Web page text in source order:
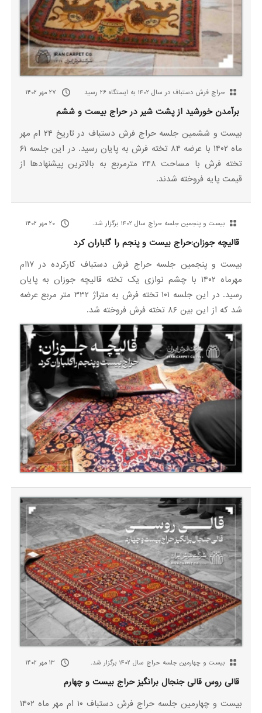
حراج فرش دستباف در سال 1402 به ایستگاه 26 رسید ۲۷ مهر ۱۴۰۲
برآمدن خورشید از پشت شیر در حراج بیست و ششم
بیست و ششمین جلسه حراج فرش دستباف در تاریخ ۲۴ ام مهر
ماه ۱۴۰۲ با عرضه ۸۴ تخته فرش به پایان رسید. در این جلسه ۶۱
تخته فرش با مساحت ۲۴۸ مترمربع به بالاترین پیشنهادها از
قیمت پایه فروخته شدند.
بیست‌ و پنجمین جلسه حراج سال 1402 برگزار شد. ۲۰ مهر ۱۴۰۲
قالیچه جوزان:حراج بیست و پنجم را گلباران کرد
بیست و پنجمین جلسه حراج فرش دستباف کارکرده در ۱۷ام
مهرماه ۱۴۰۲ با چشم نوازی یک تخته قالیچه جوزان به پایان
رسید. در این جلسه ۱۰۱ تخته فرش به متراژ ۳۳۲ متر مربع عرضه
شد که از این بین ۸۶ تخته فرش فروخته شد.
بیست‌ و چهارمین جلسه حراج سال 1402 برگزار شد. ۱۳ مهر ۱۴۰۲
قالی روس قالی جنجال برانگیز حراج بیست و چهارم
بیست و چهارمین جلسه حراج فرش دستباف ۱۰ ام مهر ماه ۱۴۰۲